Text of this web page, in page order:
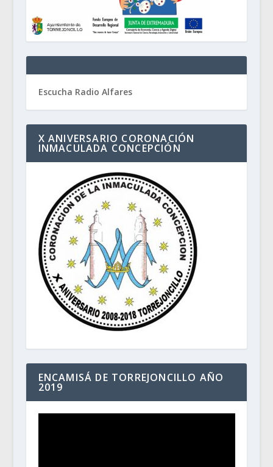
Escucha Radio Alfares
X ANIVERSARIO CORONACIÓN
INMACULADA CONCEPCIÓN
ENCAMISÁ DE TORREJONCILLO AÑO
2019